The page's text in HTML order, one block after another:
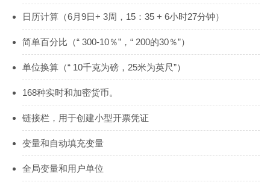
日历计算（6月9日+ 3周，15：35 + 6小时27分钟）
简单百分比（“ 300-10％”，“ 200的30％”）
单位换算（“ 10千克为磅，25米为英尺”）
168种实时和加密货币。
链接栏，用于创建小型开票凭证
变量和自动填充变量
全局变量和用户单位